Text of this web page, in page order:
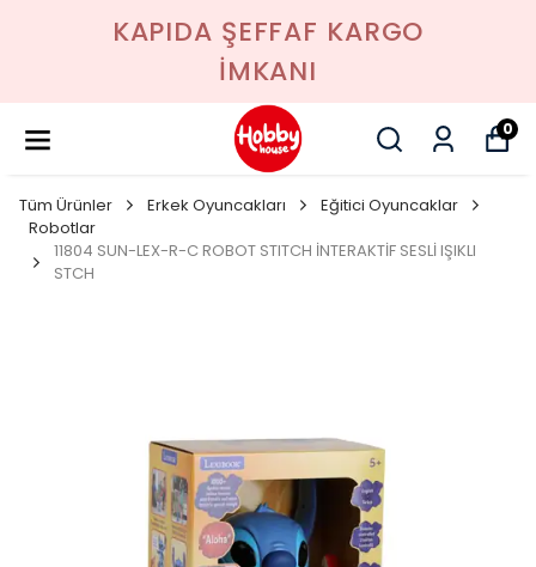
KAPIDA ŞEFFAF KARGO
İMKANI
0
Tüm Ürünler Erkek Oyuncakları
Eğitici Oyuncaklar
Robotlar
11804 SUN-LEX-R-C ROBOT STITCH İNTERAKTİF SESLİ IŞIKLI
STCH